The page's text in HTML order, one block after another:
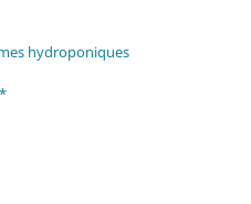
hydroponiques